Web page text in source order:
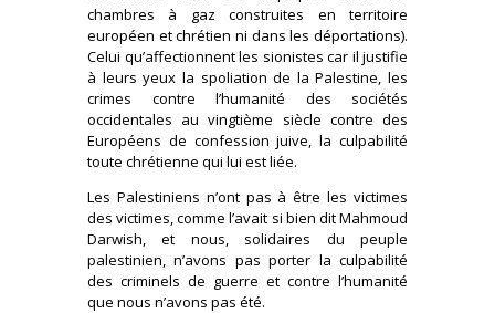
chambres à gaz construites en territoire
européen et chrétien ni dans les déportations).
Celui qu’affectionnent les sionistes car il justifie
à leurs yeux la spoliation de la Palestine, les
crimes contre l’humanité des sociétés
occidentales au vingtième siècle contre des
Européens de confession juive, la culpabilité
toute chrétienne qui lui est liée.
Les Palestiniens n’ont pas à être les victimes
des victimes, comme l’avait si bien dit Mahmoud
Darwish, et nous, solidaires du peuple
palestinien, n’avons pas porter la culpabilité
des criminels de guerre et contre l’humanité
que nous n’avons pas été.